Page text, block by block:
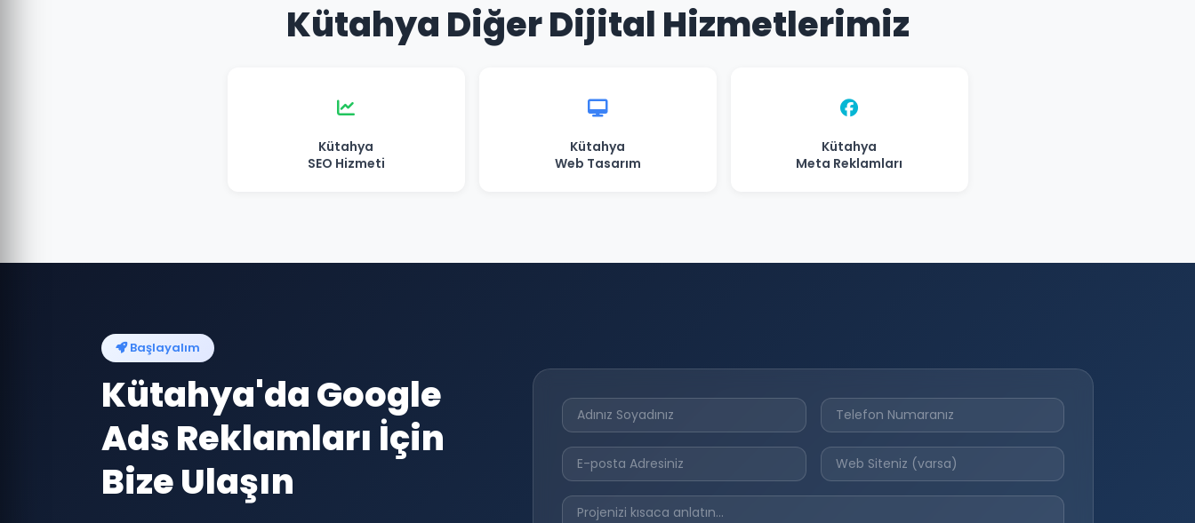
Kütahya Diğer Dijital Hizmetlerimiz
Kütahya
SEO Hizmeti
Kütahya
Web Tasarım
Kütahya
Meta Reklamları
Başlayalım
Kütahya'da Google
Ads Reklamları İçin
Bize Ulaşın